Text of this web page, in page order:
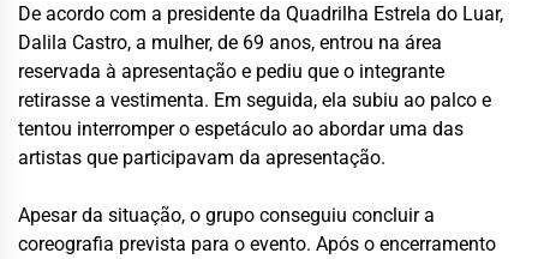
De acordo com a presidente da Quadrilha Estrela do Luar,
Dalila Castro, a mulher, de 69 anos, entrou na área
reservada à apresentação e pediu que o integrante
retirasse a vestimenta. Em seguida, ela subiu ao palco e
tentou interromper o espetáculo ao abordar uma das
artistas que participavam da apresentação.
Apesar da situação, o grupo conseguiu concluir a
coreografia prevista para o evento. Após o encerramento